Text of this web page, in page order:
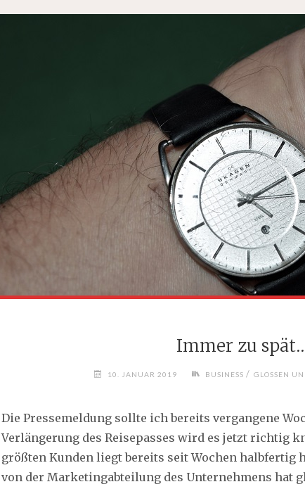
Immer zu
10. JANUAR 2019 BUSINESS / GLOSSEN
Die Pressemeldung sollte ich bereits vergangene
Verlängerung des Reisepasses wird es jetzt richtig
größten Kunden liegt bereits seit Wochen halbfertig
von der Marketingabteilung des Unternehmens hat